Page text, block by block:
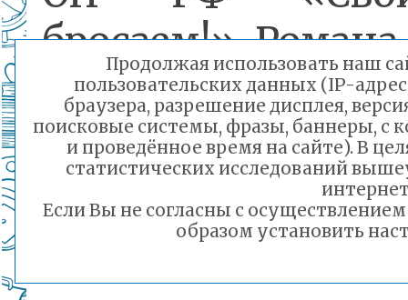
бросаем!»
Желающие
отправить свои
февраля.
Продолжая использовать наш
пользовательских данных (IP-
браузера, разрешение дисплея,
поисковые системы, фразы, баннеры, с
и проведённое время на сайте). В
статистических исследований
Если Вы не согласны с
образом установить